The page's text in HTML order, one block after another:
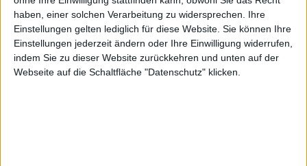
haben, einer solchen Verarbeitung zu widersprechen. Ihre
Einstellungen gelten lediglich für diese Website. Sie können Ihre
Einstellungen jederzeit ändern oder Ihre Einwilligung widerrufen,
indem Sie zu dieser Website zurückkehren und unten auf der
Webseite auf die Schaltfläche "Datenschutz" klicken.
strea